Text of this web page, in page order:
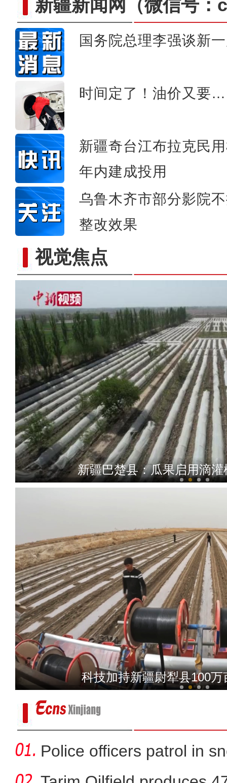
新疆新闻网 （微信号
国务院总理李强谈新
时间定了！油价又要
新疆奇台江布拉克民
年内建成投用
乌鲁木齐市部分影院
整改效果
视觉焦点天山脚下野生郁金香绽放
新疆巴楚县：瓜果启用滴
新疆吉木乃县迎来百名疆
科技加持新疆尉犁县100
Police officers patrol in